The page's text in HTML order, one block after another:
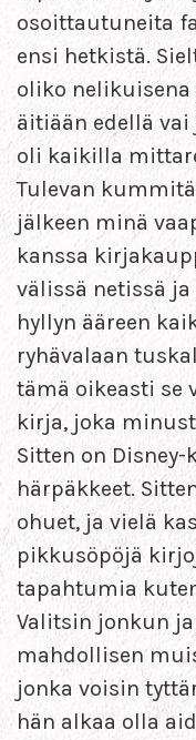
osoittautuneita
ensi hetkistä.
oliko nelikuisena
äitiään edellä vai
oli kaikilla
Tulevan
jälkeen minä
kanssa
välissä netissä
hyllyn ääreen
ryhävalaan
tämä oikeasti se
kirja, joka
Sitten on
härpäkkeet.
ohuet, ja vielä
pikkusöpöjä
tapahtumia
Valitsin jonkun
mahdollisen
jonka voisin
hän alkaa olla